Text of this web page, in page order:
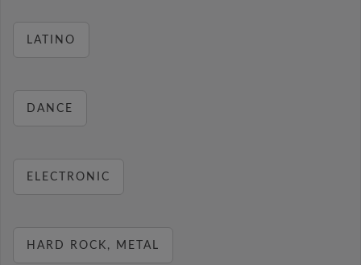
LATINO
DANCE
ELECTRONIC
HARD ROCK, METAL